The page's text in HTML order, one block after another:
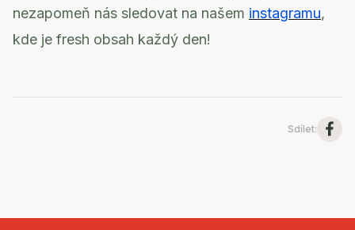
nezapomeň nás sledovat na našem instagramu,
kde je fresh obsah každý den!
Sdílet: